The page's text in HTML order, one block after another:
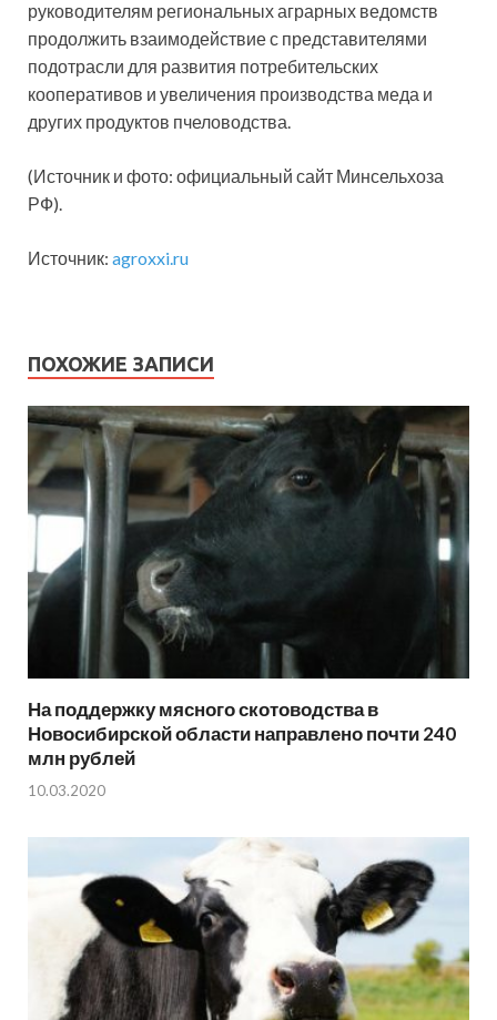
руководителям региональных аграрных ведомств
продолжить взаимодействие с представителями
подотрасли для развития потребительских
кооперативов и увеличения производства меда и
других продуктов пчеловодства.
(Источник и фото: официальный сайт Минсельхоза
РФ).
Источник: agroxxi.ru
ПОХОЖИЕ ЗАПИСИ
На поддержку мясного скотоводства в
Новосибирской области направлено почти 240
млн рублей
10.03.2020